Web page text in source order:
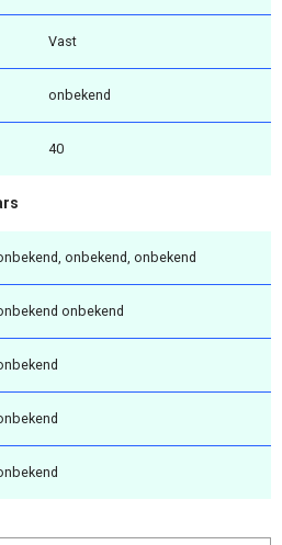
Vast
onbekend
40
onbekend, onbekend
onbekend